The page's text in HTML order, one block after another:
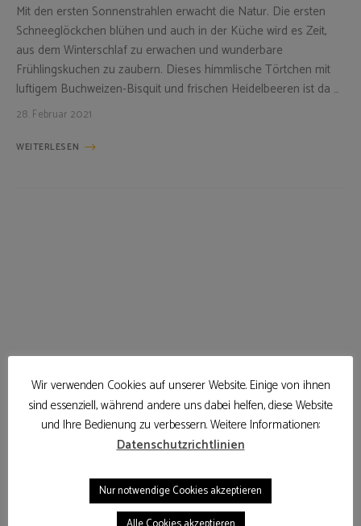
Mit den ersten Sonnenstrahlen erwacht die Natur. Die ersten
Schneeglöckchen blühen und auch in der Küche wird es Zeit,
aus dem Winterschlaf zu erwachen und wunderbare
Frühlingskuchen zu zaubern. Dieses himmlische Törtchen mit
luftigem Buchweizen-Bisquit und frischen Heidelbeeren ist da …
28. Februar 2021
WEITERLESEN
Erdbeer-Käsesahne-Torte
Wir verwenden Cookies auf unserer Website. Einige von ihnen
sind essenziell, während andere uns dabei helfen, diese Website
und Ihre Bedienung zu verbessern. Weitere Informationen:
Datenschutzrichtlinien
Nur notwendige Cookies akzeptieren